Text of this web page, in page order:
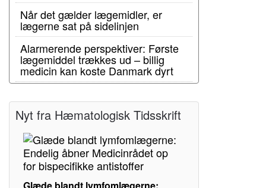
Når det gælder lægemidler, er
lægerne sat på sidelinjen
Alarmerende perspektiver: Første
lægemiddel trækkes ud – billig
medicin kan koste Danmark dyrt
Nyt fra Hæmatologisk Tidsskrift